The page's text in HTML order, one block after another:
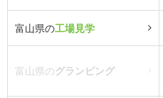
富山県の工場見学
富山県のグランピング